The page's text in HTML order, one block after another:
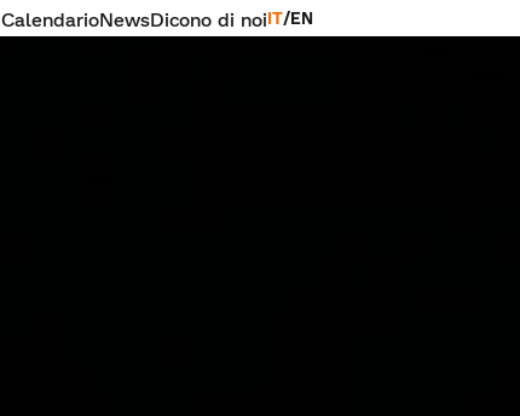
CalendarioNewsDicono di noiIT/EN